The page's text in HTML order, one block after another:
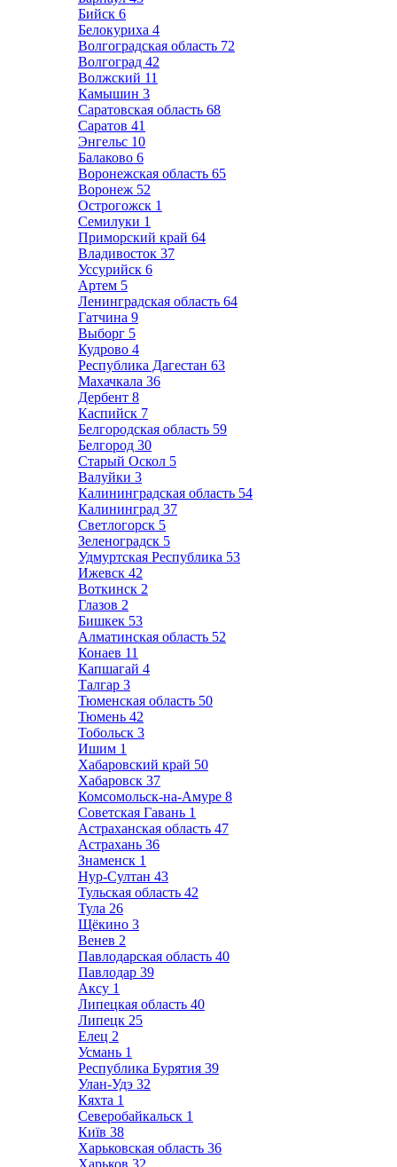
Бийск 6
Белокуриха 4
Волгоградская область 72
Волгоград 42
Волжский 11
Камышин 3
Саратовская область 68
Саратов 41
Энгельс 10
Балаково 6
Воронежская область 65
Воронеж 52
Острогожск 1
Семилуки 1
Приморский край 64
Владивосток 37
Уссурийск 6
Артем 5
Ленинградская область 64
Гатчина 9
Выборг 5
Кудрово 4
Республика Дагестан 63
Махачкала 36
Дербент 8
Каспийск 7
Белгородская область 59
Белгород 30
Старый Оскол 5
Валуйки 3
Калининградская область 54
Калининград 37
Светлогорск 5
Зеленоградск 5
Удмуртская Республика 53
Ижевск 42
Воткинск 2
Глазов 2
Бишкек 53
Алматинская область 52
Конаев 11
Капшагай 4
Талгар 3
Тюменская область 50
Тюмень 42
Тобольск 3
Ишим 1
Хабаровский край 50
Хабаровск 37
Комсомольск-на-Амуре 8
Советская Гавань 1
Астраханская область 47
Астрахань 36
Знаменск 1
Нур-Султан 43
Тульская область 42
Тула 26
Щёкино 3
Венев 2
Павлодарская область 40
Павлодар 39
Аксу 1
Липецкая область 40
Липецк 25
Елец 2
Усмань 1
Республика Бурятия 39
Улан-Удэ 32
Кяхта 1
Северобайкальск 1
Київ 38
Харьковская область 36
Харьков 32